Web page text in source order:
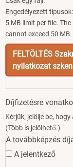
Engedélyezett
5 MB limit per file.
cannot exceed 50 MB.
FELTÖLTÉS
nyilatkozat
Díjfizetésre
Kérjük, jelölje be,
(Több is jelölhető.)
A továbbképzés
A jelentkező